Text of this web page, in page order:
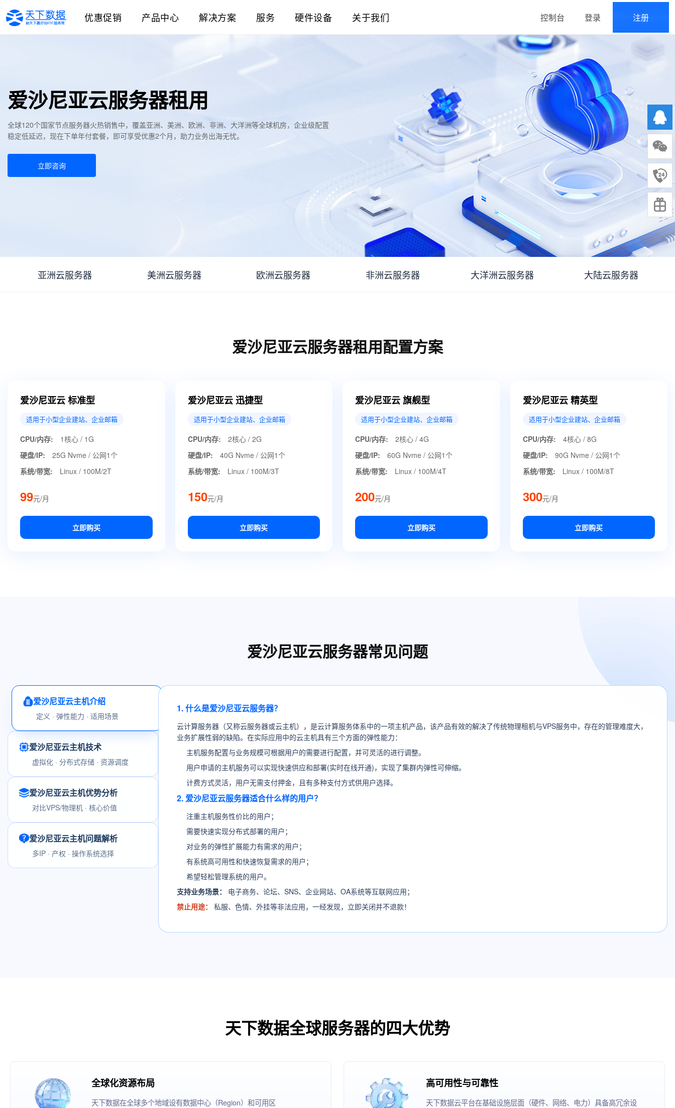
优惠促销 产品中心 解决方案 服务 硬件设备 关于我们 控制台 登录 注册
爱沙尼亚云服务器租用
全球120个国家节点服务器火热销售中，覆盖亚洲、美洲、欧洲、非洲、大洋洲等全球机房，企业级配置
稳定低延迟，现在下单年付套餐，即可享受优惠2个月，助力业务出海无忧。
立即咨询
亚洲云服务器 美洲云服务器 欧洲云服务器 非洲云服务器 大洋洲云服务器 大陆云服务器
爱沙尼亚云服务器租用配置方案
爱沙尼亚云 标准型
适用于小型企业建站、企业邮箱
CPU/内存:
1核心 / 1G
硬盘/IP:
25G Nvme / 公网1个
系统/带宽:
Linux / 100M/2T
99元/月
立即购买
爱沙尼亚云 迅捷型
适用于小型企业建站、企业邮箱
CPU/内存:
2核心 / 2G
硬盘/IP:
40G Nvme / 公网1个
系统/带宽:
Linux / 100M/3T
150元/月
立即购买
爱沙尼亚云 旗舰型
适用于小型企业建站、企业邮箱
CPU/内存:
2核心 / 4G
硬盘/IP:
60G Nvme / 公网1个
系统/带宽:
Linux / 100M/4T
200元/月
立即购买
爱沙尼亚云 精英型
适用于小型企业建站、企业邮箱
CPU/内存:
4核心 / 8G
硬盘/IP:
90G Nvme / 公网1个
系统/带宽:
Linux / 100M/8T
300元/月
立即购买
爱沙尼亚云服务器常见问题
爱沙尼亚云主机介绍
定义 · 弹性能力 · 适用场景
爱沙尼亚云主机技术
虚拟化 · 分布式存储 · 资源调度
爱沙尼亚云主机优势分析
对比VPS/物理机 · 核心价值
爱沙尼亚云主机问题解析
多IP · 产权 · 操作系统选择
1. 什么是爱沙尼亚云服务器？
云计算服务器（又称云服务器或云主机），是云计算服务体系中的一项主机产品，该产品有效的解决了传统物理租机与VPS服务中，存在的管理难度大，
业务扩展性弱的缺陷。在实际应用中的云主机具有三个方面的弹性能力：
主机服务配置与业务规模可根据用户的需要进行配置，并可灵活的进行调整。
用户申请的主机服务可以实现快速供应和部署(实时在线开通)，实现了集群内弹性可伸缩。
计费方式灵活，用户无需支付押金，且有多种支付方式供用户选择。
2. 爱沙尼亚云服务器适合什么样的用户？
注重主机服务性价比的用户；
需要快速实现分布式部署的用户；
对业务的弹性扩展能力有需求的用户；
有系统高可用性和快速恢复需求的用户；
希望轻松管理系统的用户。
支持业务场景：
电子商务、论坛、SNS、企业网站、OA系统等互联网应用；
禁止用途：
私服、色情、外挂等非法应用，一经发现，立即关闭并不退款！
天下数据全球服务器的四大优势
全球化资源布局
天下数据在全球多个地域设有数据中心（Region）和可用区
高可用性与可靠性
天下数据云平台在基础设施层面（硬件、网络、电力）具备高冗余设